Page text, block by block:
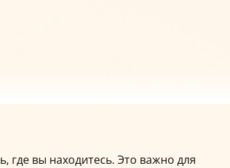
где вы находитесь. Это важно для